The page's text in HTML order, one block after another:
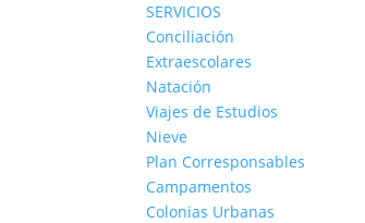
SERVICIOS
Conciliación
Extraescolares
Natación
Viajes de Estudios
Nieve
Plan Corresponsables
Campamentos
Colonias Urbanas